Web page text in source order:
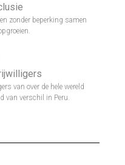
zonder beperking samen
van over de hele wereld
van verschil in Peru.